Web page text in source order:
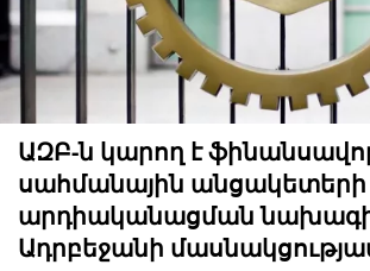
ԱԶԲ-ն կարող է
սահմանային անցակետերի
արդիականացման
Ադրբեջանի